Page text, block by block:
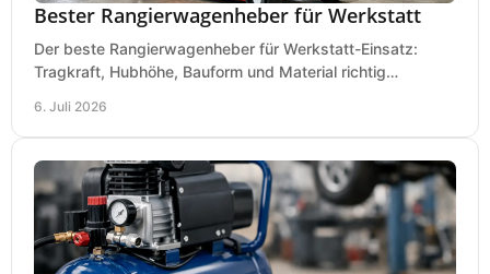
Bester Rangierwagenheber für Werkstatt
Der beste Rangierwagenheber für Werkstatt-Einsatz:
Tragkraft, Hubhöhe, Bauform und Material richtig
6. Juli 2026